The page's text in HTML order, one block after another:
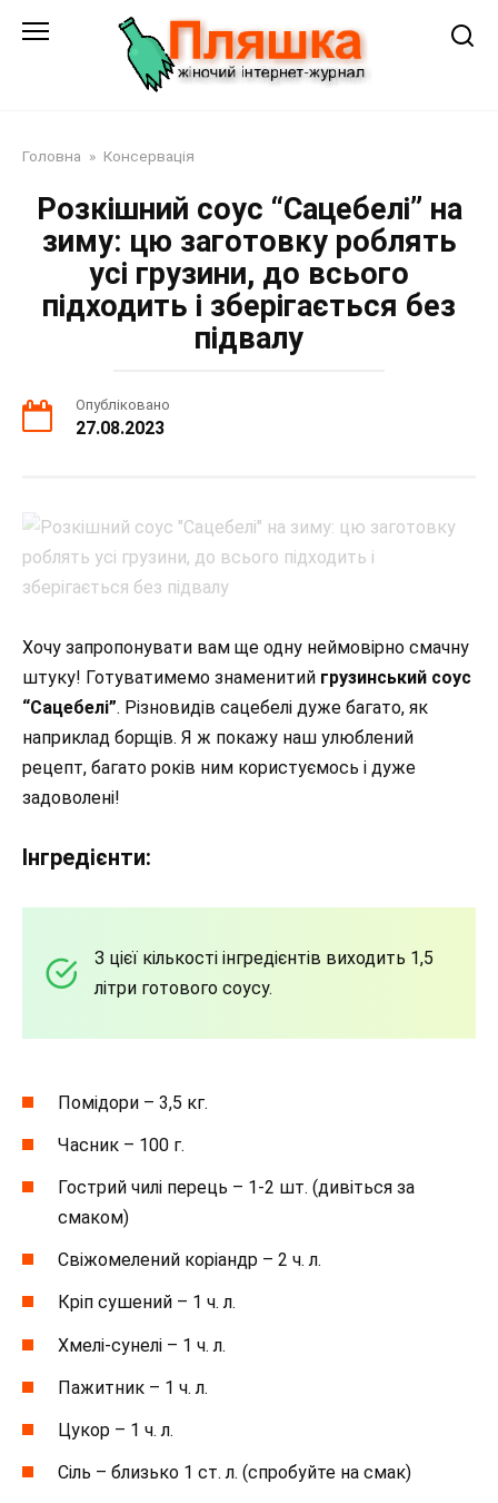
Головна » Консервація
Розкішний соус “Сацебелі” на
зиму: цю заготовку роблять
усі грузини, до всього
підходить і зберігається без
підвалу
Опубліковано
27.08.2023
Хочу запропонувати вам ще одну неймовірно смачну
штуку! Готуватимемо знаменитий грузинський соус
“Сацебелі”. Різновидів сацебелі дуже багато, як
наприклад борщів. Я ж покажу наш улюблений
рецепт, багато років ним користуємось і дуже
задоволені!
Інгредієнти:
З цієї кількості інгредієнтів виходить 1,5
літри готового соусу.
Помідори – 3,5 кг.
Часник – 100 г.
Гострий чилі перець – 1-2 шт. (дивіться за
смаком)
Свіжомелений коріандр – 2 ч. л.
Кріп сушений – 1 ч. л.
Хмелі-сунелі – 1 ч. л.
Пажитник – 1 ч. л.
Цукор – 1 ч. л.
Сіль – близько 1 ст. л. (спробуйте на смак)